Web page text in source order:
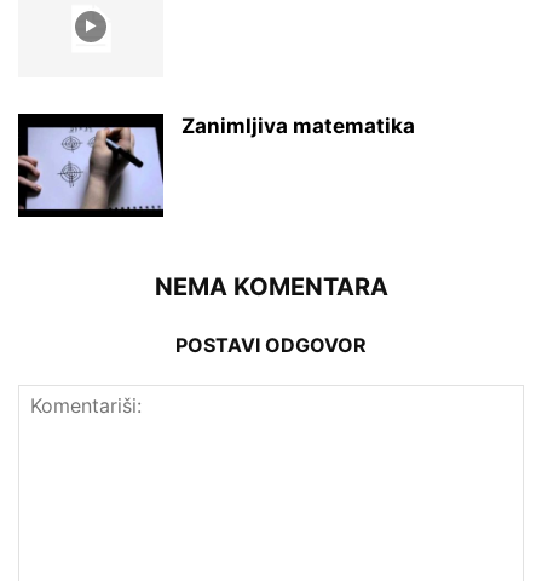
Zanimljiva matematika
NEMA KOMENTARA
POSTAVI ODGOVOR